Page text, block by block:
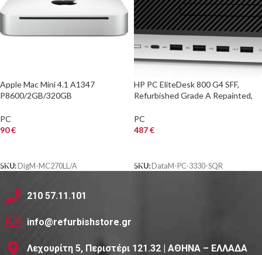
Apple Mac Mini 4.1 A1347
P8600/2GB/320GB
PC
90€
SKU: DigM-MC270LL/A
HP PC EliteDesk 800 G4 SFF,
Refurbished Grade A Repainted,
PC
487€
SKU: DataM-PC-3330-SQR
210 57.11.101
info@refurbishstore.gr
Λεχουρίτη 5, Περιστέρι 121.32 | ΑΘΗΝΑ – ΕΛΛΑΔΑ